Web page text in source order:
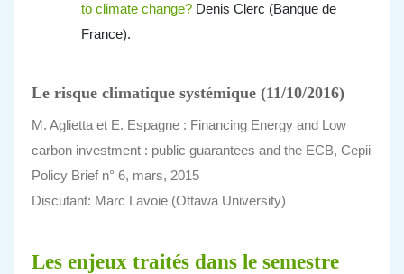
to climate change? Denis Clerc (Banque de
France).
Le risque climatique systémique (11/10/2016)
M. Aglietta et E. Espagne : Financing Energy and Low
carbon investment : public guarantees and the ECB, Cepii
Policy Brief n° 6, mars, 2015
Discutant: Marc Lavoie (Ottawa University)
Les enjeux traités dans le semestre